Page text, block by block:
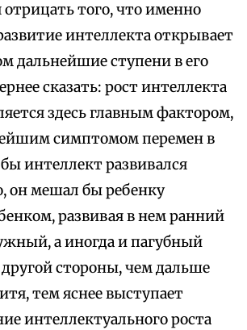
отрицать того, что именно
интеллекта открывает
дальнейшие ступени в его
сказать: рост интеллекта
здесь главным фактором,
симптомом перемен в
интеллект развивался
он мешал бы ребенку
развивая в нем ранний
а иногда и пагубный
стороны, чем дальше
тем яснее выступает
интеллектуального роста